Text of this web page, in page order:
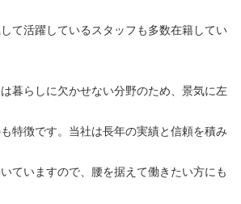
て活躍しているスタッフも多数在籍してい
暮らしに欠かせない分野のため、景気に左
特徴です。当社は長年の実績と信頼を積み
ていますので、腰を据えて働きたい方にも